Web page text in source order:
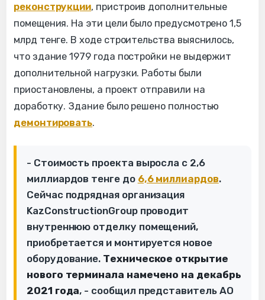
реконструкции, пристроив дополнительные
помещения. На эти цели было предусмотрено 1,5
млрд тенге. В ходе строительства выяснилось,
что здание 1979 года постройки не выдержит
дополнительной нагрузки. Работы были
приостановлены, а проект отправили на
доработку. Здание было решено полностью
демонтировать.
- Стоимость проекта выросла с 2,6
миллиардов тенге до 6,6 миллиардов.
Сейчас подрядная организация
KazConstructionGroup проводит
внутреннюю отделку помещений,
приобретается и монтируется новое
оборудование. Техническое открытие
нового терминала намечено на декабрь
2021 года, - сообщил представитель АО